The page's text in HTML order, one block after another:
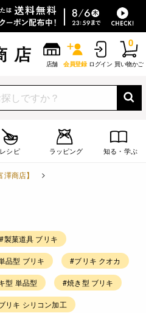
店舗 会員登録 ログイン 買い物かご
0
レシピ ラッピング 知る・学ぶ
商店】
#製菓道具 ブリキ
品型 ブリキ #ブリキ クオカ
型 単品型 #焼き型 ブリキ
リキ シリコン加工